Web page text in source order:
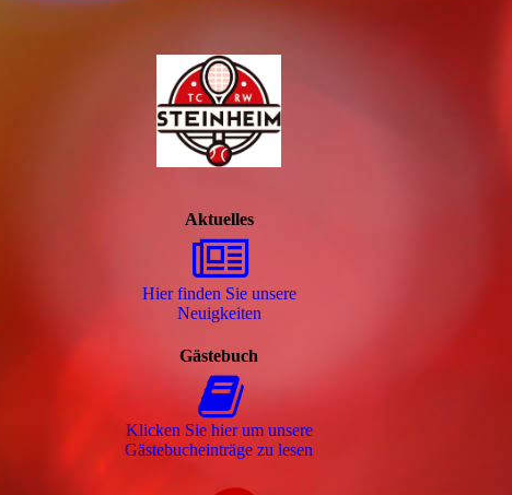
Aktuelles
Hier finden Sie unsere
Neuigkeiten
Gästebuch
Klicken Sie hier um unsere
Gäs­te­buch­ein­trä­ge zu lesen